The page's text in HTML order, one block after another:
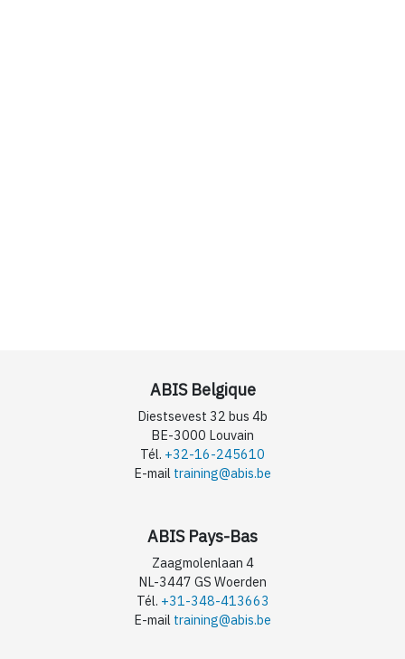
ABIS Belgique
Diestsevest 32 bus 4b
BE-3000 Louvain
Tél. +32-16-245610
E-mail training@abis.be
ABIS Pays-Bas
Zaagmolenlaan 4
NL-3447 GS Woerden
Tél. +31-348-413663
E-mail training@abis.be